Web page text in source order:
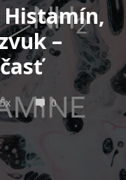
–
0